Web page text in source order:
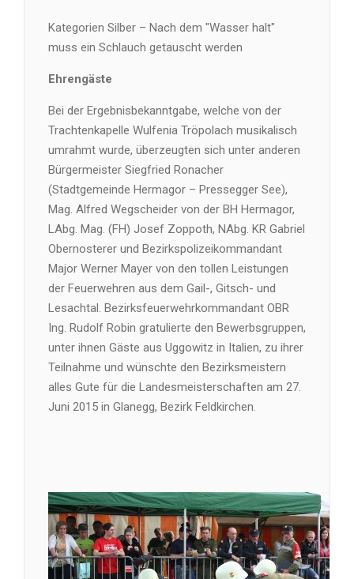
Kategorien Silber – Nach dem "Wasser halt"
muss ein Schlauch getauscht werden
Ehrengäste
Bei der Ergebnisbekanntgabe, welche von der
Trachtenkapelle Wulfenia Tröpolach musikalisch
umrahmt wurde, überzeugten sich unter anderen
Bürgermeister Siegfried Ronacher
(Stadtgemeinde Hermagor – Pressegger See),
Mag. Alfred Wegscheider von der BH Hermagor,
LAbg. Mag. (FH) Josef Zoppoth, NAbg. KR Gabriel
Obernosterer und Bezirkspolizeikommandant
Major Werner Mayer von den tollen Leistungen
der Feuerwehren aus dem Gail-, Gitsch- und
Lesachtal. Bezirksfeuerwehrkommandant OBR
Ing. Rudolf Robin gratulierte den Bewerbsgruppen,
unter ihnen Gäste aus Uggowitz in Italien, zu ihrer
Teilnahme und wünschte den Bezirksmeistern
alles Gute für die Landesmeisterschaften am 27.
Juni 2015 in Glanegg, Bezirk Feldkirchen.